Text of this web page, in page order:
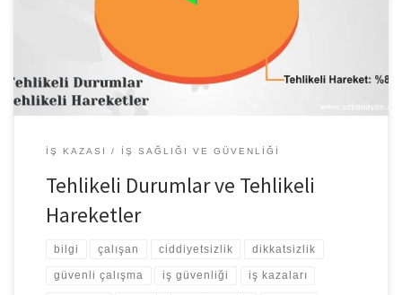
veriler iş güvenliğini sağlamada tehlikeli hareket ve tehlikeli
durumları bilmenin ve bunları fark etmenin ne kadar önemli
olduğunu göstermektedir.
İŞ KAZASI İŞ SAĞLIĞI VE GÜVENLIĞI
Tehlikeli Durumlar ve Tehlikeli
Hareketler
bilgi çalışan ciddiyetsizlik dikkatsizlik
güvenli çalışma iş güvenliği iş kazaları